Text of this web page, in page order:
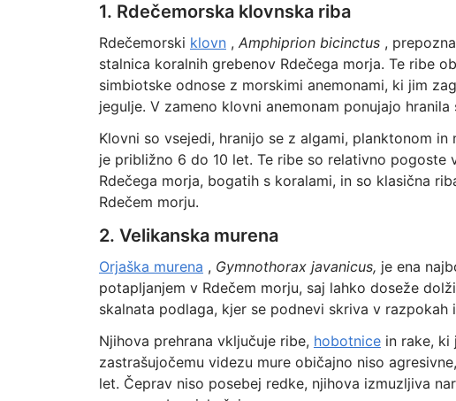
1. Rdečemorska klovnska riba
Rdečemorski klovn, Amphiprion bicinctus,
stalnica koralnih grebenov Rdečega morja. Te ribe
simbiotske odnose z morskimi anemonami, ki jim
jegulje. V zameno klovni anemonam ponujajo
Klovni so vsejedi, hranijo se z algami, planktonom
je približno 6 do 10 let. Te ribe so relativno
Rdečega morja, bogatih s koralami, in so klasična
Rdečem morju.
2. Velikanska murena
Orjaška murena , Gymnothorax javanicus, je ena
potapljanjem v Rdečem morju, saj lahko doseže
skalnata podlaga, kjer se podnevi skriva v razpokah
Njihova prehrana vključuje ribe, hobotnicein rake, ki
zastrašujočemu videzu mure običajno niso
let. Čeprav niso posebej redke, njihova izmuzljiva